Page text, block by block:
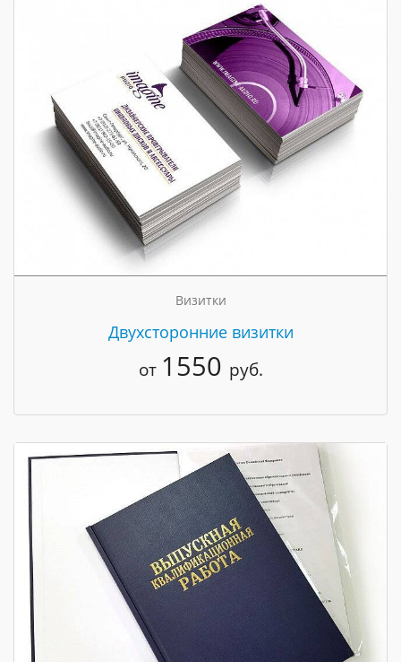
Визитки
Двухсторонние визитки
от 1550 руб.